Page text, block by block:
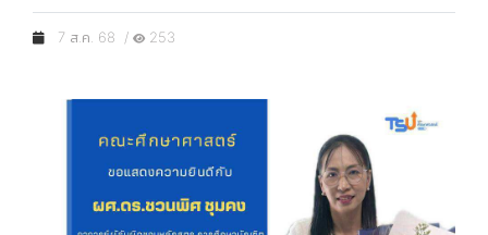
7 ส.ค. 68 / 253